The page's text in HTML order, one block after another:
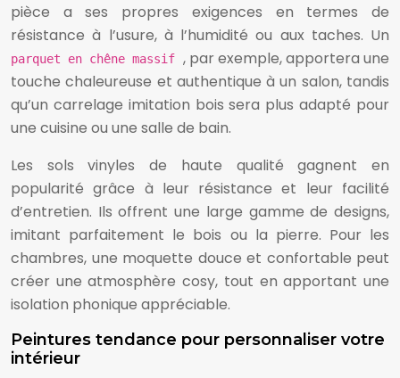
pièce a ses propres exigences en termes de
résistance à l’usure, à l’humidité ou aux taches. Un
parquet en chêne massif , par exemple, apportera une
touche chaleureuse et authentique à un salon, tandis
qu’un carrelage imitation bois sera plus adapté pour
une cuisine ou une salle de bain.
Les sols vinyles de haute qualité gagnent en
popularité grâce à leur résistance et leur facilité
d’entretien. Ils offrent une large gamme de designs,
imitant parfaitement le bois ou la pierre. Pour les
chambres, une moquette douce et confortable peut
créer une atmosphère cosy, tout en apportant une
isolation phonique appréciable.
Peintures tendance pour personnaliser votre
intérieur